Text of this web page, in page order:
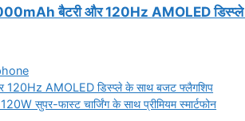
बैटरी और 120Hz AMOLED
AMOLED डिस्प्ले के साथ बजट फ्लैगशिप
सुपर-फास्ट चार्जिंग के साथ प्रीमियम स्मार्टफोन